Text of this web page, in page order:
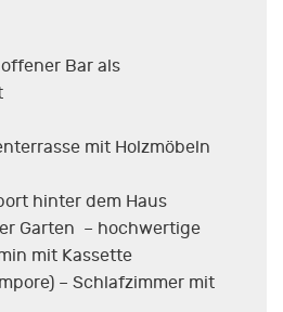
Bar als
mit Holzmöbeln
hinter dem Haus
Garten – hochwertige
mit Kassette
– Schlafzimmer mit